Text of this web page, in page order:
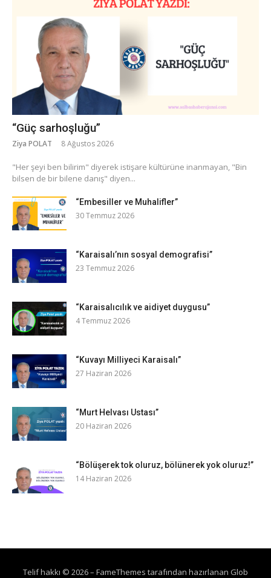
“Güç sarhoşluğu”
Ziya POLAT 8 Ağustos 2026
​"Her şeyi ben bilirim" diyerek istişare kültürüne inanmayan, "Bin
bilsen de bir bilene danış" diyen...
“Embesiller ve Muhalifler”
30 Temmuz 2026
“Karaisalı’nın sosyal demografisi”
23 Temmuz 2026
“Karaisalıcılık ve aidiyet duygusu”
4 Temmuz 2026
“Kuvayı Milliyeci Karaisalı”
27 Haziran 2026
“Murt Helvası Ustası”
20 Haziran 2026
“Bölüşerek tok oluruz, bölünerek yok oluruz!”
14 Haziran 2026
Telif hakkı © 2026– FameThemes tarafından hazırlanan Glob